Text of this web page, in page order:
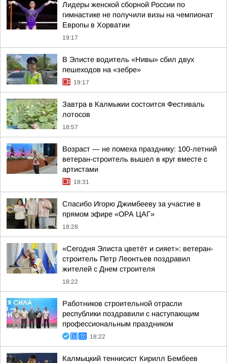
Лидеры женской сборной России по
гимнастике не получили визы на чемпионат
Европы в Хорватии
19:17
В Элисте водитель «Нивы» сбил двух
пешеходов на «зебре»
19:17
Завтра в Калмыкии состоится Фестиваль
лотосов
18:57
Возраст — не помеха празднику: 100-летний
ветеран-строитель вышел в круг вместе с
артистами
18:31
Спасибо Игорю Джимбееву за участие в
прямом эфире «ОРА ЦАГ»
18:28
«Сегодня Элиста цветёт и сияет»: ветеран-
строитель Петр Леонтьев поздравил
жителей с Днем строителя
18:22
Работников строительной отрасли
республики поздравили с наступающим
профессиональным праздником
18:22
Калмыцкий теннисист Кирилл Бембеев